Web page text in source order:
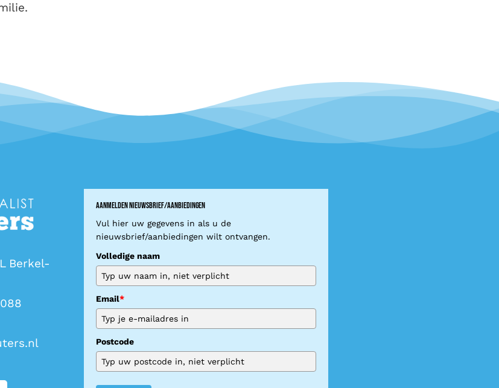
Berkel-
Aanmelden nieuwsbrief/aanbiedingen
Vul hier uw gegevens in als u de
nieuwsbrief/aanbiedingen wilt ontvangen.
Volledige naam
Email*
Postcode